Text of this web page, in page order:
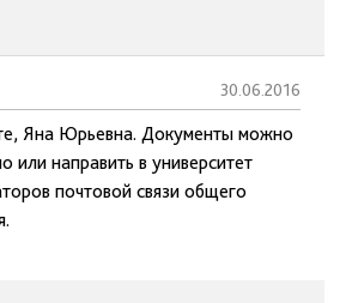
30.06.2016
Яна Юрьевна. Документы можно
или направить в университет
почтовой связи общего